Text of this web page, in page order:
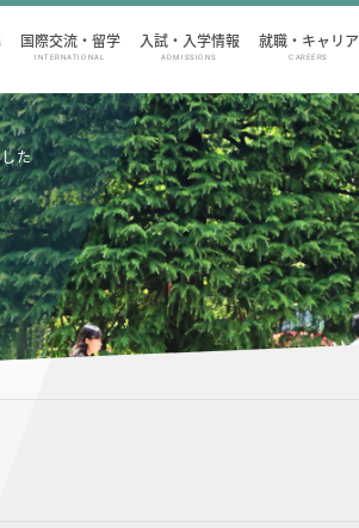
国際交流・留学
INTERNATIONAL
入試・入学情報
ADMISSIONS
就職・キャリア
CAREERS
た